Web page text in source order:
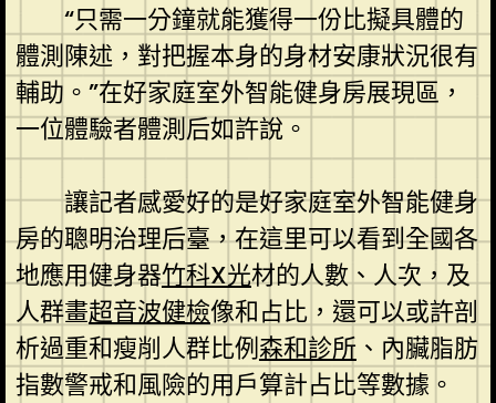
“只需一分鐘就能獲得一份比擬具體的
體測陳述，對把握本身的身材安康狀況很有
輔助。”在好家庭室外智能健身房展現區，
一位體驗者體測后如許說。
讓記者感愛好的是好家庭室外智能健身
房的聰明治理后臺，在這里可以看到全國各
地應用健身器竹科X光材的人數、人次，及
人群畫超音波健檢像和占比，還可以或許剖
析過重和瘦削人群比例森和診所 、內臟脂肪
指數警戒和風險的用戶算計占比等數據。